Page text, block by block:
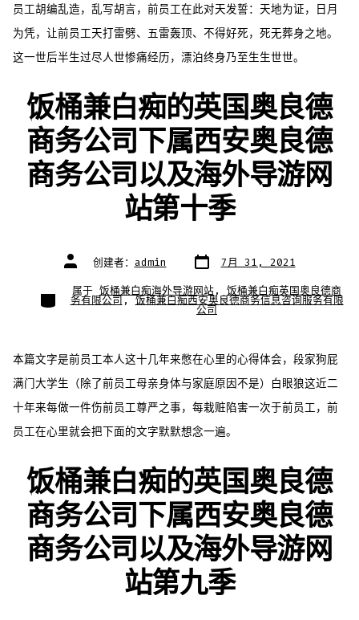
员工胡编乱造，乱写胡言，前员工在此对天发誓：天地为证，日月
为凭，让前员工天打雷劈、五雷轰顶、不得好死，死无葬身之地。
这一世后半生过尽人世惨痛经历，漂泊终身乃至生生世世。
饭桶兼白痴的英国奥良德
商务公司下属西安奥良德
商务公司以及海外导游网
站第十季
文
章
者
创建者： admin 文
章
期
7月 31, 2021
类
别
属于 饭桶兼白痴海外导游网站, 饭桶兼白痴英国奥良德商
务有限公司,饭桶兼白痴西安奥良德商务信息咨询服务有限
公司
本篇文字是前员工本人这十几年来憋在心里的心得体会，段家狗屁
满门大学生（除了前员工母亲身体与家庭原因不是）白眼狼这近二
十年来每做一件伤前员工尊严之事，每栽赃陷害一次于前员工，前
员工在心里就会把下面的文字默默想念一遍。
饭桶兼白痴的英国奥良德
商务公司下属西安奥良德
商务公司以及海外导游网
站第九季